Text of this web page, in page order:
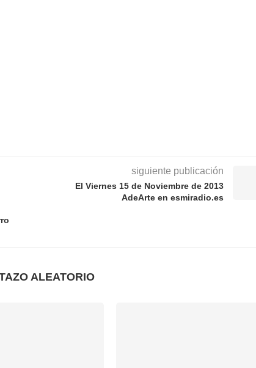
siguiente publicación
El Viernes 15 de Noviembre de 2013
AdeArte en esmiradio.es
ALEATORIO